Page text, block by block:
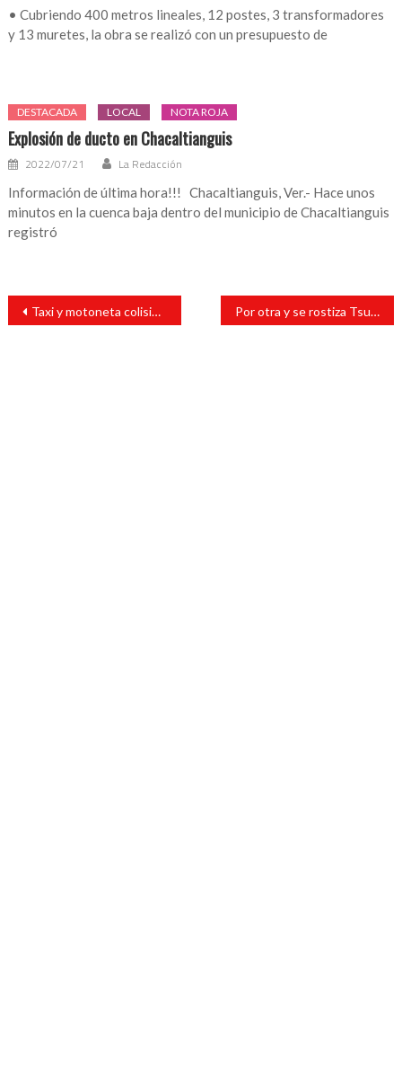
• Cubriendo 400 metros lineales, 12 postes, 3 transformadores
y 13 muretes, la obra se realizó con un presupuesto de
DESTACADA LOCAL NOTA ROJA
Explosión de ducto en Chacaltianguis
2022/07/21 La Redacción
Información de última hora!!! Chacaltianguis, Ver.- Hace unos
minutos en la cuenca baja dentro del municipio de Chacaltianguis
registró
Navegación
entradas
Taxi y motoneta colisionan la mañana de hoy Por otra y se rostiza Tsurito